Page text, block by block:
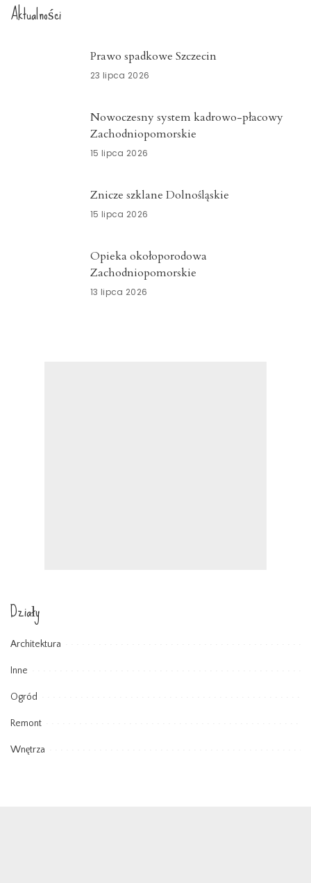
Aktualności
Prawo spadkowe Szczecin
23 lipca 2026
Nowoczesny system kadrowo-płacowy
Zachodniopomorskie
15 lipca 2026
Znicze szklane Dolnośląskie
15 lipca 2026
Opieka okołoporodowa
Zachodniopomorskie
13 lipca 2026
Działy
Architektura
Inne
Ogród
Remont
Wnętrza